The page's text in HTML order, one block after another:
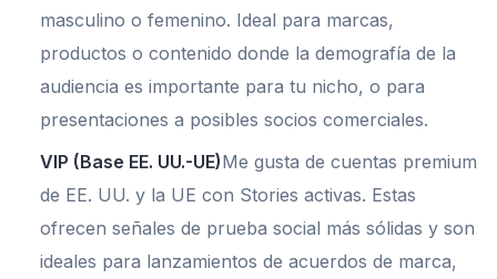
masculino o femenino. Ideal para marcas,
productos o contenido donde la demografía de la
audiencia es importante para tu nicho, o para
presentaciones a posibles socios comerciales.
VIP (Base EE. UU.-UE)Me gusta de cuentas premium
de EE. UU. y la UE con Stories activas. Estas
ofrecen señales de prueba social más sólidas y son
ideales para lanzamientos de acuerdos de marca,